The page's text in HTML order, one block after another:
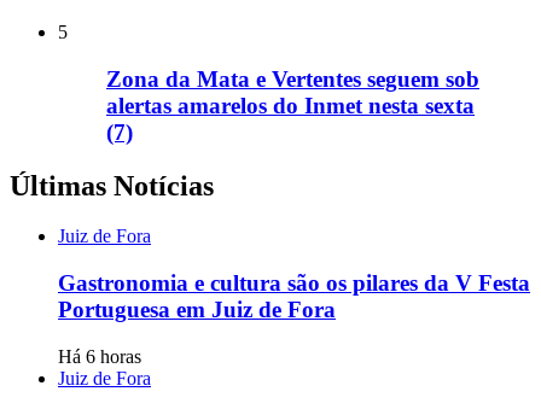
5
Zona da Mata e Vertentes seguem sob
alertas amarelos do Inmet nesta sexta
(7)
Últimas Notícias
Juiz de Fora
Gastronomia e cultura são os pilares da V Festa
Portuguesa em Juiz de Fora
Há 6 horas
Juiz de Fora